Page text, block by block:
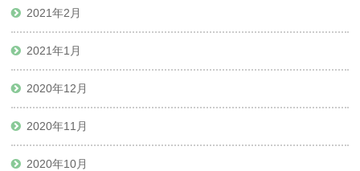
2021年2月
2021年1月
2020年12月
2020年11月
2020年10月